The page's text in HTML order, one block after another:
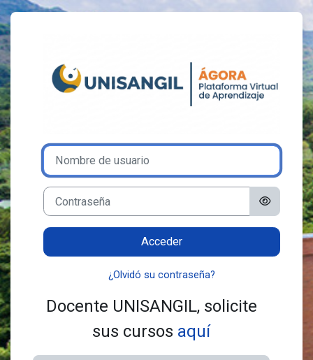
Salta al contenido principal
Entrar a
Nombre de usuario
Contraseña
Acceder
¿Olvidó su contraseña?
Docente UNISANGIL, solicite
sus cursos aquí